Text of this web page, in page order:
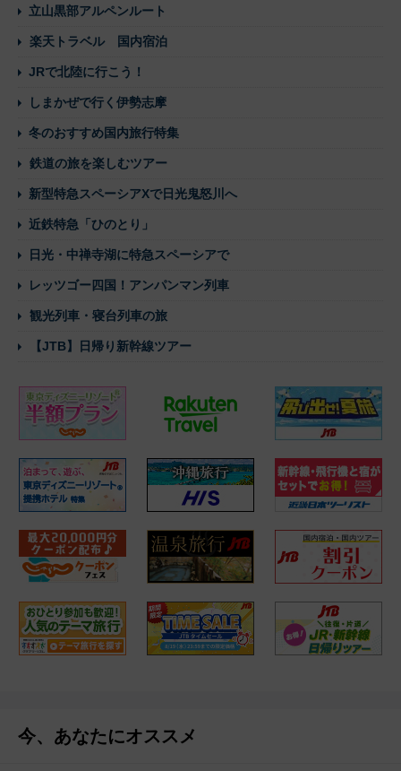
立山黒部アルペンルート
楽天トラベル 国内宿泊
JRで北陸に行こう！
しまかぜで行く伊勢志摩
冬のおすすめ国内旅行特集
鉄道の旅を楽しむツアー
新型特急スペーシアXで日光鬼怒川へ
近鉄特急「ひのとり」
日光・中禅寺湖に特急スペーシアで
レッツゴー四国！アンパンマン列車
観光列車・寝台列車の旅
【JTB】日帰り新幹線ツアー
今、あなたにオススメ